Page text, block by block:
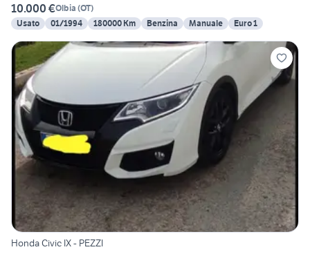
10.000 €Olbia (OT)
Usato
01/1994 180000 Km Benzina Manuale Euro 1
Honda Civic IX - PEZZI